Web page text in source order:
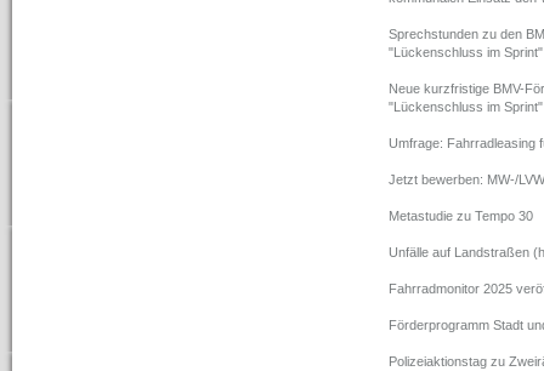
Sprechstunden zu den
"Lückenschluss im Sprint"
Neue kurzfristige BMV-
"Lückenschluss im Sprint"
Umfrage: Fahrradleasing
Jetzt bewerben: MW-/
Metastudie zu Tempo 30
Unfälle auf Landstraßen
Fahrradmonitor 2025
Förderprogramm Stadt
Polizeiaktionstag zu